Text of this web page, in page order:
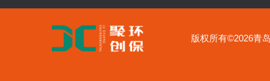
版权所有©2026青